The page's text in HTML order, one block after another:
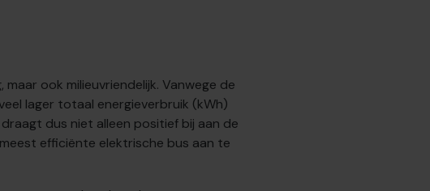
ook milieuvriendelijk. Vanwege de
lager totaal energieverbruik (kWh)
dus niet alleen positief bij aan de
efficiënte elektrische bus aan te